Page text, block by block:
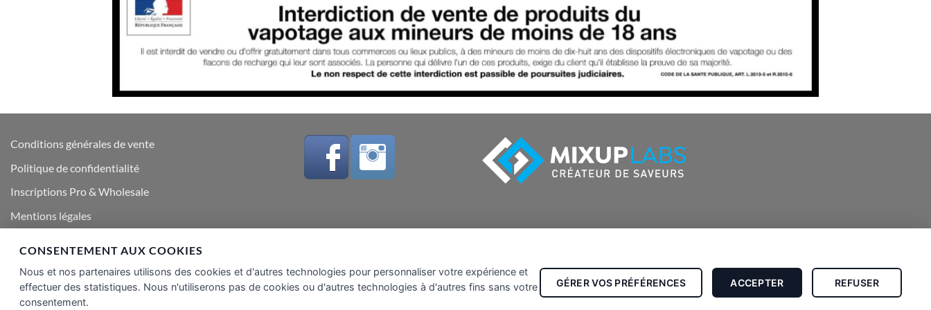
Conditions générales de vente
Politique de confidentialité
Inscriptions Pro & Wholesale
Mentions légales
CONSENTEMENT AUX COOKIES
Nous et nos partenaires utilisons des cookies et d'autres technologies pour personnaliser votre expérience et
effectuer des statistiques. Nous n'utiliserons pas de cookies ou d'autres technologies à d'autres fins sans votre
consentement.
GÉRER VOS PRÉFÉRENCES ACCEPTER REFUSER